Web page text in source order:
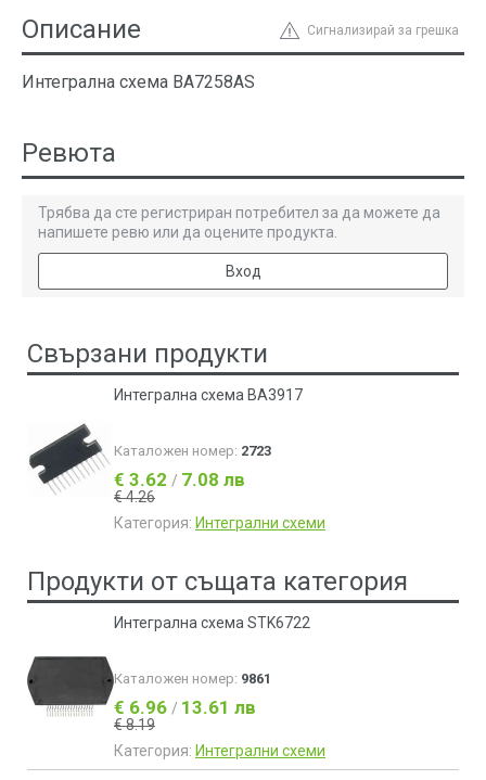
Сигнализирай за грешка
Описание
Интегрална схема BA7258AS
Ревюта
Трябва да сте регистриран потребител за да можете да
напишете ревю или да оцените продукта.
Вход
Свързани продукти
Интегрална схема BA3917
Каталожен номер: 2723
€ 3.62 / 7.08 лв
€ 4.26
Категория: Интегрални схеми
Продукти от същата категория
Интегрална схема STK6722
Каталожен номер: 9861
€ 6.96 / 13.61 лв
€ 8.19
Категория: Интегрални схеми